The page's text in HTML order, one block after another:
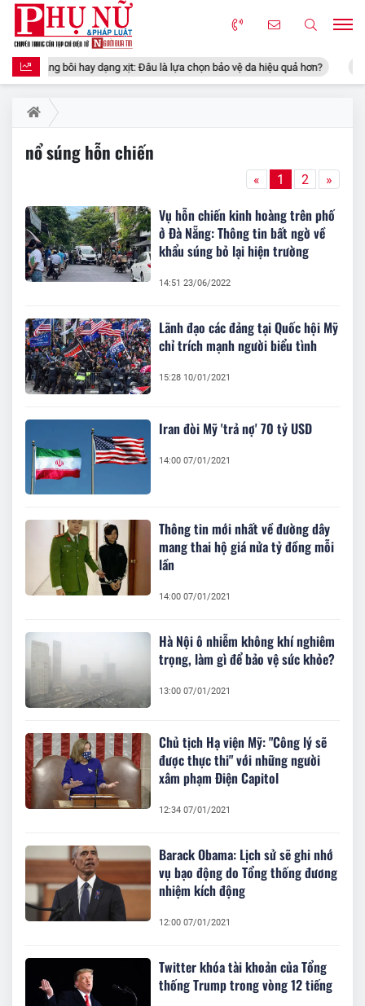
dạng bôi hay dạng xịt: Đâu là lựa chọn bảo vệ da hiệu quả hơn?
nổ súng hỗn chiến
« 1 2 »
Vụ hỗn chiến kinh hoàng trên phố
ở Đà Nẵng: Thông tin bất ngờ về
khẩu súng bỏ lại hiện trường
14:51 23/06/2022
Lãnh đạo các đảng tại Quốc hội Mỹ
chỉ trích mạnh người biểu tình
15:28 10/01/2021
Iran đòi Mỹ 'trả nợ' 70 tỷ USD
14:00 07/01/2021
Thông tin mới nhất về đường dây
mang thai hộ giá nửa tỷ đồng mỗi
lần
14:00 07/01/2021
Hà Nội ô nhiễm không khí nghiêm
trọng, làm gì để bảo vệ sức khỏe?
13:00 07/01/2021
Chủ tịch Hạ viện Mỹ: "Công lý sẽ
được thực thi" với những người
xâm phạm Điện Capitol
12:34 07/01/2021
Barack Obama: Lịch sử sẽ ghi nhớ
vụ bạo động do Tổng thống đương
nhiệm kích động
12:00 07/01/2021
Twitter khóa tài khoản của Tổng
thống Trump trong vòng 12 tiếng